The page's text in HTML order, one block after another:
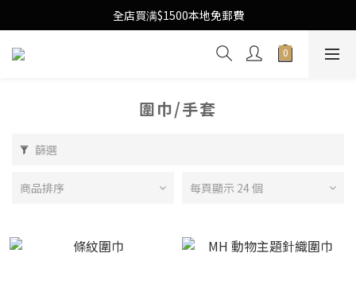
Free Local Shipping Upon $1500 purchase
全店買满$1500本地免郵費
Free Local Shipping Upon $1500 purchase
圍巾/手套
篩選
商品排序 每頁顯示 24 個